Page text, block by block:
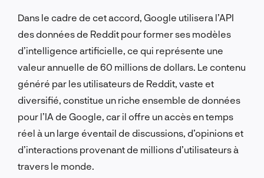
Dans le cadre de cet accord, Google utilisera l’API
des données de Reddit pour former ses modèles
d’intelligence artificielle, ce qui représente une
valeur annuelle de 60 millions de dollars. Le contenu
généré par les utilisateurs de Reddit, vaste et
diversifié, constitue un riche ensemble de données
pour l’IA de Google, car il offre un accès en temps
réel à un large éventail de discussions, d’opinions et
d’interactions provenant de millions d’utilisateurs à
travers le monde.